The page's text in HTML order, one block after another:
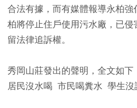
合法有據，而有媒體報導永柏
柏將停止住戶使用污水廠，已
留法律追訴權。
秀岡山莊發出的聲明，全文如下
居民沒水喝 市民喝糞水 學生沒